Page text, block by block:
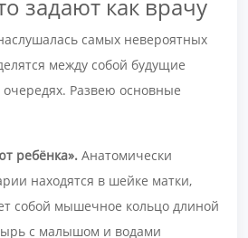
задают как врачу
самых невероятных
между собой будущие
Развею основные
ребёнка». Анатомически
находятся в шейке матки,
собой мышечное кольцо длиной
с малышом и водами